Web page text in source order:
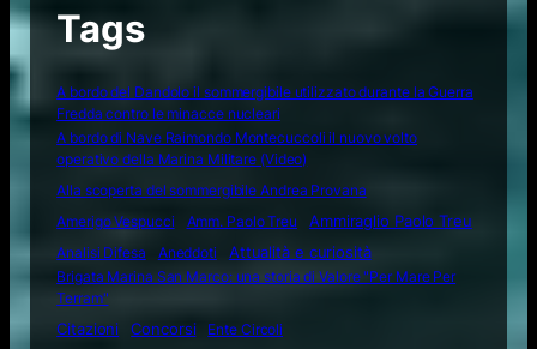
Tags
A bordo del Dandolo il sommergibile utilizzato durante la Guerra
Fredda contro le minacce nucleari
A bordo di Nave Raimondo Montecuccoli il nuovo volto
operativo della Marina Militare (Video)
Alla scoperta del sommergibile Andrea Provana
Amerigo Vespucci
Amm. Paolo Treu
Ammiraglio Paolo Treu
Analisi Difesa
Aneddoti Attualità e curiosità
Brigata Marina San Marco: una storia di Valore "Per Mare Per
Terram"
Citazioni
Concorsi
Ente Circoli